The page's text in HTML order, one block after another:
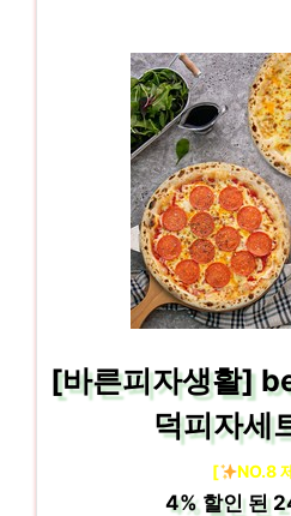
[바른피자생활]
덕피자세
[ NO.8
4%할인 된